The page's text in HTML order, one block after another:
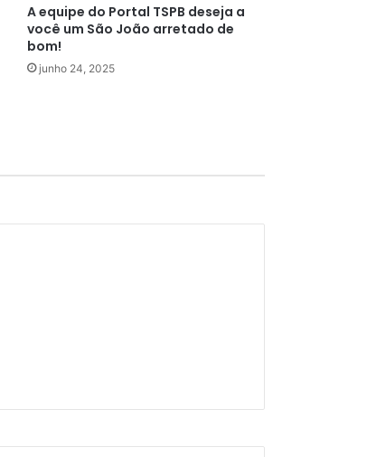
A equipe do Portal TSPB deseja a
você um São João arretado de
bom!
junho 24, 2025